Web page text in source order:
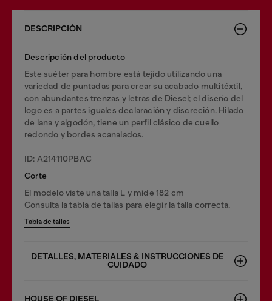
DESCRIPCIÓN
Descripción del producto
Este suéter para hombre está tejido utilizando una
variedad de puntadas para crear su acabado multitéxtil,
con abundantes trenzas y letras de Diesel; el diseño del
logo es a partes iguales declaración y discreción. Hilado
de lana y algodón, tiene un perfil clásico de cuello
redondo y bordes acanalados.
ID: A214110PBAC
Corte
El modelo viste una talla L y mide 182 cm
Consulta la tabla de tallas para elegir la talla correcta.
Tabla de tallas
DETALLES, MATERIALES & INSTRUCCIONES DE
CUIDADO
HOUSE OF DIESEL